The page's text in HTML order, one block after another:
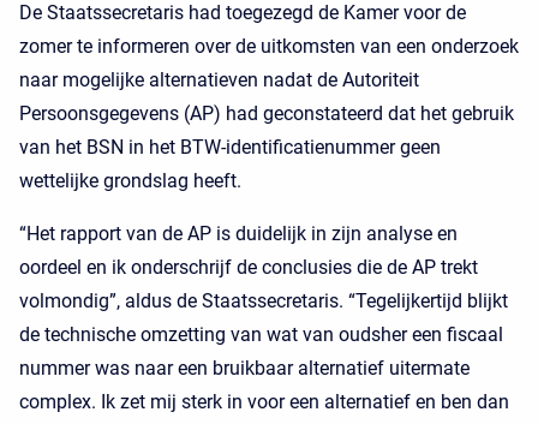
De Staatssecretaris had toegezegd de Kamer voor de
zomer te informeren over de uitkomsten van een onderzoek
naar mogelijke alternatieven nadat de Autoriteit
Persoonsgegevens (AP) had geconstateerd dat het gebruik
van het BSN in het BTW-identificatienummer geen
wettelijke grondslag heeft.
“Het rapport van de AP is duidelijk in zijn analyse en
oordeel en ik onderschrijf de conclusies die de AP trekt
volmondig”, aldus de Staatssecretaris. “Tegelijkertijd blijkt
de technische omzetting van wat van oudsher een fiscaal
nummer was naar een bruikbaar alternatief uitermate
complex. Ik zet mij sterk in voor een alternatief en ben dan